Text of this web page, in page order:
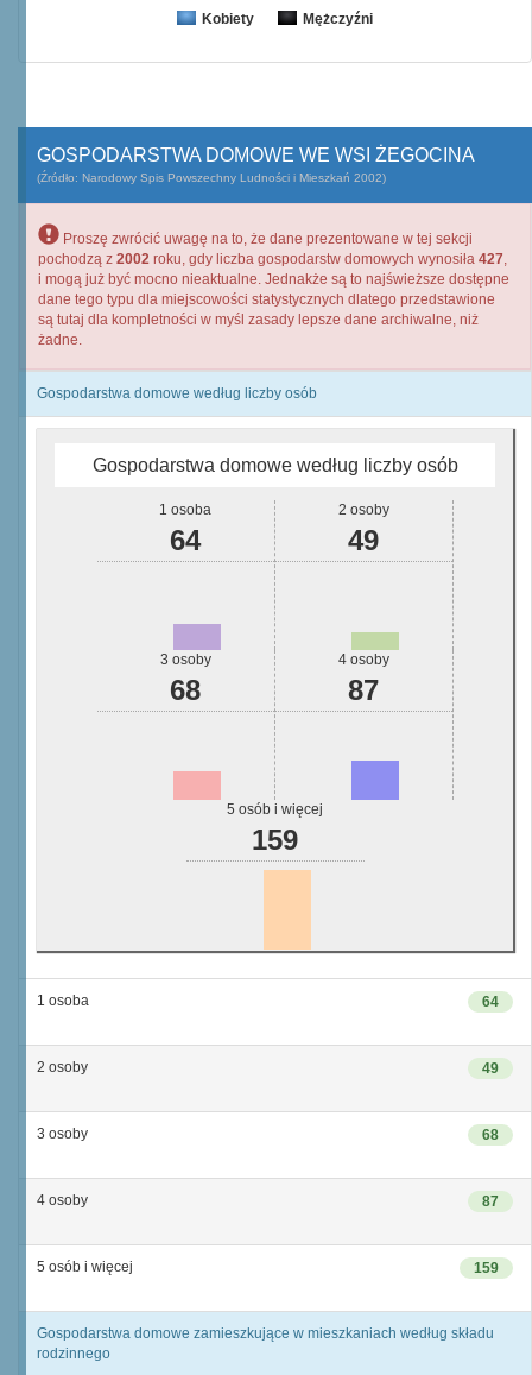
Kobiety Mężczyźni
GOSPODARSTWA DOMOWE WE WSI ŻEGOCINA
(Źródło: Narodowy Spis Powszechny Ludności i Mieszkań 2002)
Proszę zwrócić uwagę na to, że dane prezentowane w tej sekcji
pochodzą z 2002 roku, gdy liczba gospodarstw domowych wynosiła 427,
i mogą już być mocno nieaktualne. Jednakże są to najświeższe dostępne
dane tego typu dla miejscowości statystycznych dlatego przedstawione
są tutaj dla kompletności w myśl zasady lepsze dane archiwalne, niż
żadne.
Gospodarstwa domowe według liczby osób
Gospodarstwa domowe według liczby osób
1 osoba
64
2 osoby
49
3 osoby
68
4 osoby
87
5 osób i więcej
159
64
1 osoba
49
2 osoby
68
3 osoby
87
4 osoby
159
5 osób i więcej
Gospodarstwa domowe zamieszkujące w mieszkaniach według składu
rodzinnego